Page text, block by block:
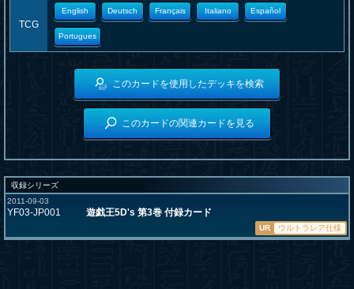
TCG
English Deutsch Français Italiano Español
Portugues
このカードを使用したデッキを検索
このカードの関連カードを見る
収録シリーズ
2011-09-03
YF03-JP001 遊戯王5D's 第3巻 付録カード
UR ウルトラレア仕様